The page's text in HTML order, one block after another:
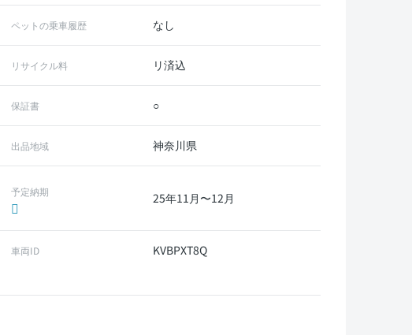
ペットの乗車履歴 なし
リサイクル料 リ済込
保証書 ○
出品地域 神奈川県
予定納期 25年11月〜12月
車両ID KVBPXT8Q